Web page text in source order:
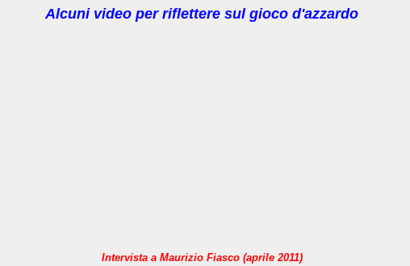
Alcuni video per riflettere sul gioco d'azzardo
Intervista a Maurizio Fiasco (aprile 2011)